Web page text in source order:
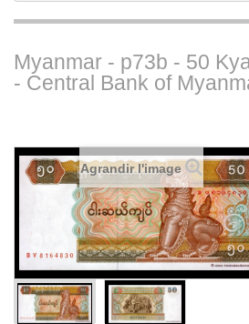
Myanmar - p73b - 50
- Central Bank of
Agrandir l'image